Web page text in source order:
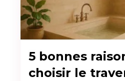
5 bonnes
choisir le